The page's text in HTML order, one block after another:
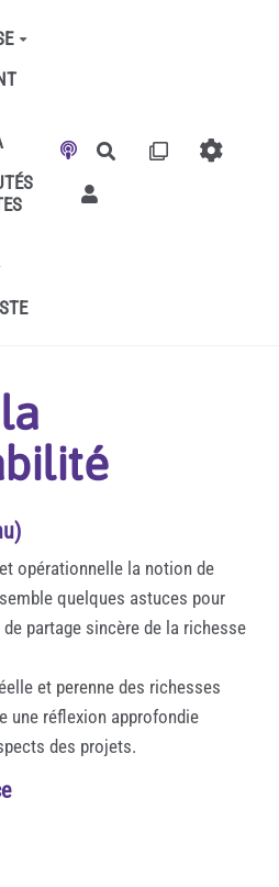
Rechercher
opérationnelle la notion de
quelques astuces pour
partage sincère de la richesse
et perenne des richesses
une réflexion approfondie
des projets.